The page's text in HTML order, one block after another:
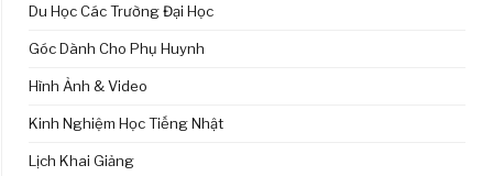
Du Học Các Trường Đại Học
Góc Dành Cho Phụ Huynh
Hình Ảnh & Video
Kinh Nghiệm Học Tiếng Nhật
Lịch Khai Giảng